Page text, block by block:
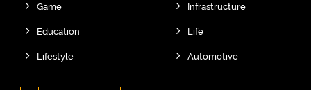
Game
Education
Lifestyle
Infrastructure
Life
Automotive